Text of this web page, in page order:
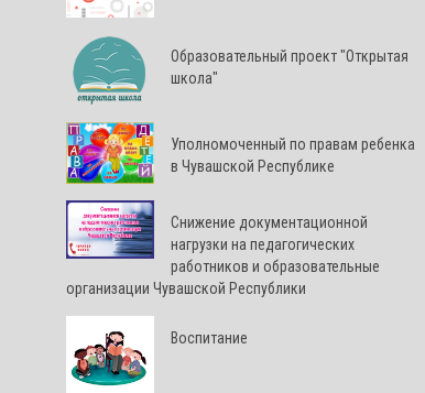
Образовательный проект "Открытая
школа"
Уполномоченный по правам ребенка
в Чувашской Республике
Снижение документационной
нагрузки на педагогических
работников и образовательные
организации Чувашской Республики
Воспитание